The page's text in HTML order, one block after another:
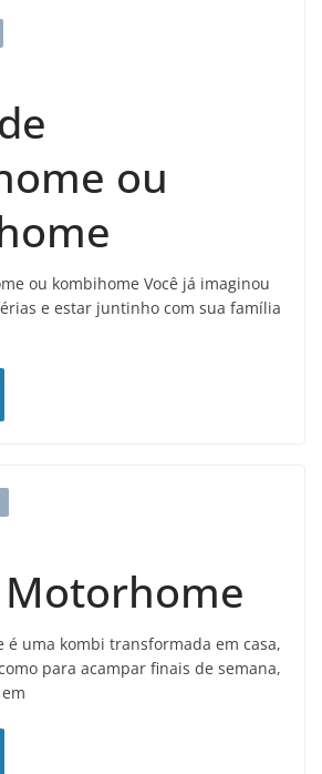
ou
ou kombihome Você já imaginou
e estar juntinho com sua família
é uma kombi transformada em casa,
para acampar finais de semana,